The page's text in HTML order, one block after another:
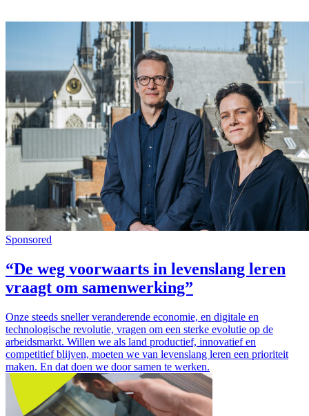
Sponsored
“De weg voorwaarts in levenslang leren
vraagt om samenwerking”
Onze steeds sneller veranderende economie, en digitale en
technologische revolutie, vragen om een sterke evolutie op de
arbeidsmarkt. Willen we als land productief, innovatief en
competitief blijven, moeten we van levenslang leren een prioriteit
maken. En dat doen we door samen te werken.